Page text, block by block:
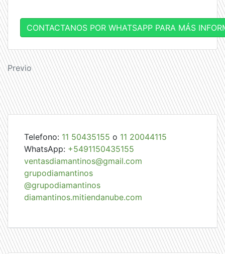
CONTACTANOS POR WHATSAPP PARA MÁS
Navegación
de
entradas
Previo
Telefono: 11 50435155 o 11 20044115
WhatsApp: +5491150435155
ventasdiamantinos@gmail.com
grupodiamantinos
@grupodiamantinos
diamantinos.mitiendanube.com